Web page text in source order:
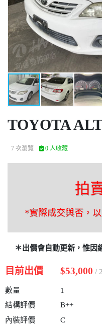
TOYOTA
7 次瀏覽 0 人收藏
拍
*實際成交與否，
＊出價會自動更新，惟因
目前出價 $53,000 /
數量
1
結構評價
B++
內裝評價
C